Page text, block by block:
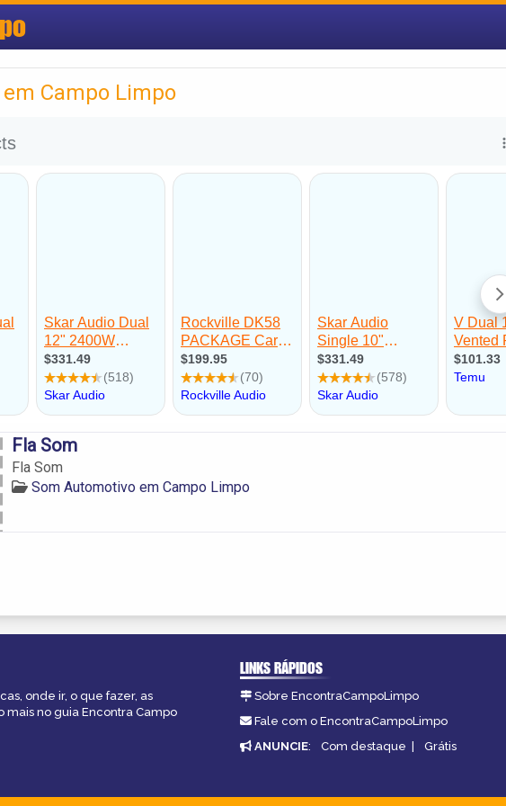
Campo Limpo
Fla Som
Fla Som
Som Automotivo em Campo Limpo
onde ir, o que fazer, as
no guia Encontra Campo
LINKS RÁPIDOS
Sobre EncontraCampoLimpo
Fale com o EncontraCampoLimpo
ANUNCIE: Com destaque | Grátis